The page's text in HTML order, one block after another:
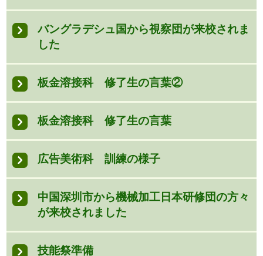
バングラデシュ国から視察団が来校されま
した
板金溶接科 修了生の言葉②
板金溶接科 修了生の言葉
広告美術科 訓練の様子
中国深圳市から機械加工日本研修団の方々
が来校されました
技能祭準備